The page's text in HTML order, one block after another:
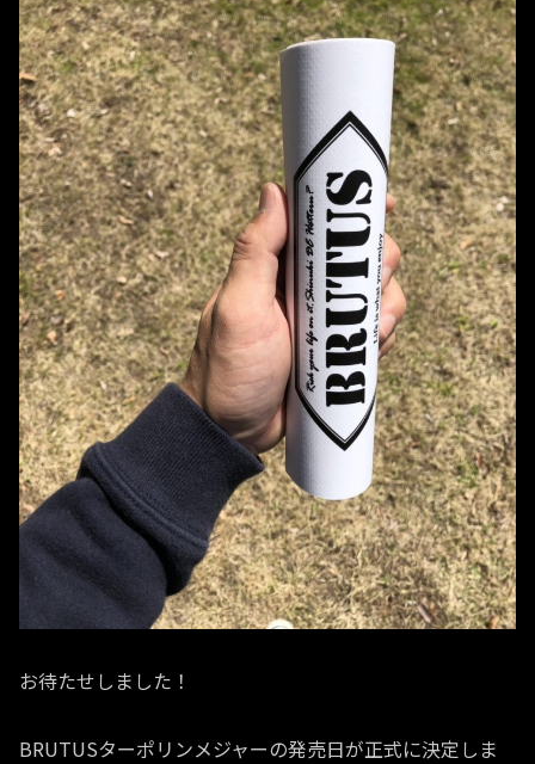
お待たせしました！
BRUTUSターポリンメジャーの発売日が正式に決定しま